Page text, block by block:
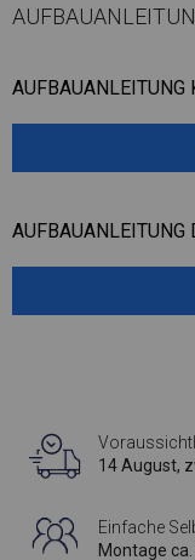
AUFBAUANLEITUNG
AUFBAUANLEITUNG
14 August,
Einfache
Montage